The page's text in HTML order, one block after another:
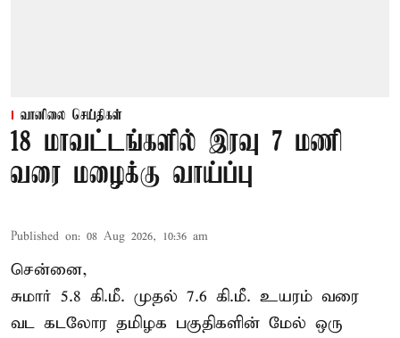
வானிலை செய்திகள்
18 மாவட்டங்களில் இரவு 7 மணி
வரை மழைக்கு வாய்ப்பு
Published on: 08 Aug 2026, 10:36 am
சென்னை,
சுமார் 5.8 கி.மீ. முதல் 7.6 கி.மீ. உயரம் வரை
வட கடலோர தமிழக பகுதிகளின் மேல் ஒரு